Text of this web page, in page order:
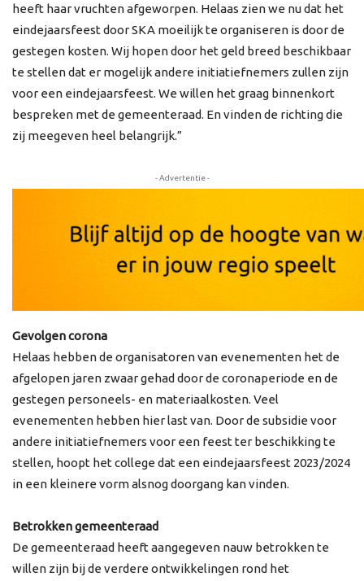
heeft haar vruchten afgeworpen. Helaas zien we nu dat het
eindejaarsfeest door SKA moeilijk te organiseren is door de
gestegen kosten. Wij hopen door het geld breed beschikbaar
te stellen dat er mogelijk andere initiatiefnemers zullen zijn
voor een eindejaarsfeest. We willen het graag binnenkort
bespreken met de gemeenteraad. En vinden de richting die
zij meegeven heel belangrijk.”
- Advertentie -
Gevolgen corona
Helaas hebben de organisatoren van evenementen het de
afgelopen jaren zwaar gehad door de coronaperiode en de
gestegen personeels- en materiaalkosten. Veel
evenementen hebben hier last van. Door de subsidie voor
andere initiatiefnemers voor een feest ter beschikking te
stellen, hoopt het college dat een eindejaarsfeest 2023/2024
in een kleinere vorm alsnog doorgang kan vinden.
Betrokken gemeenteraad
De gemeenteraad heeft aangegeven nauw betrokken te
willen zijn bij de verdere ontwikkelingen rond het